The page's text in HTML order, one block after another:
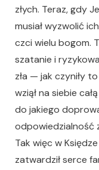
złych. Teraz, gdy
musiał wyzwolić
czci wielu bogom.
szatanie i
zła — jak czyniły
wziął na siebie
do jakiego
odpowiedzialność
Tak więc w
zatwardził serce